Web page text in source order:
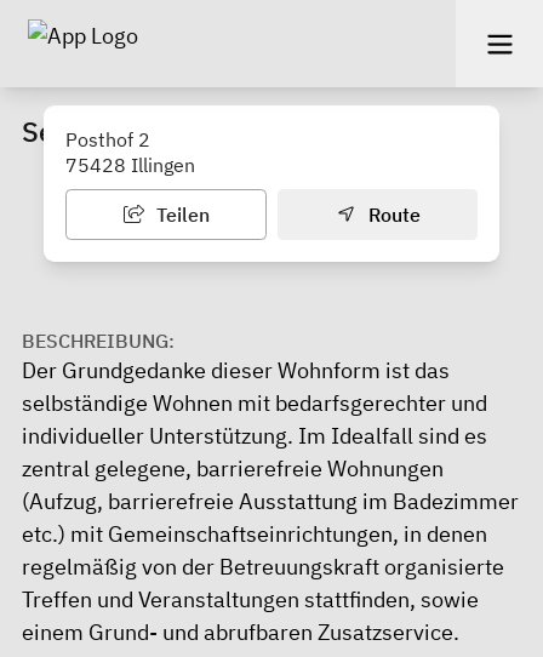
Seniorenwohnanlage Posthof
Posthof 2
75428 Illingen
Teilen Route
BESCHREIBUNG:
Der Grundgedanke dieser Wohnform ist das
selbständige Wohnen mit bedarfsgerechter und
individueller Unterstützung. Im Idealfall sind es
zentral gelegene, barrierefreie Wohnungen
(Aufzug, barrierefreie Ausstattung im Badezimmer
etc.) mit Gemeinschaftseinrichtungen, in denen
regelmäßig von der Betreuungskraft organisierte
Treffen und Veranstaltungen stattfinden, sowie
einem Grund- und abrufbaren Zusatzservice.